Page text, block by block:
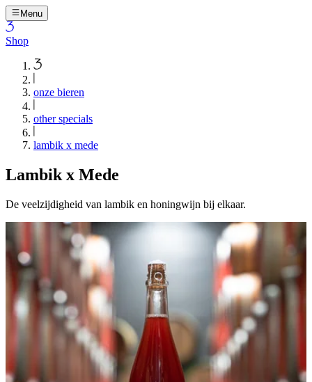
Menu
Shop
onze bieren
other specials
lambik x mede
Lambik x Mede
De veelzijdigheid van lambik en honingwijn bij elkaar.